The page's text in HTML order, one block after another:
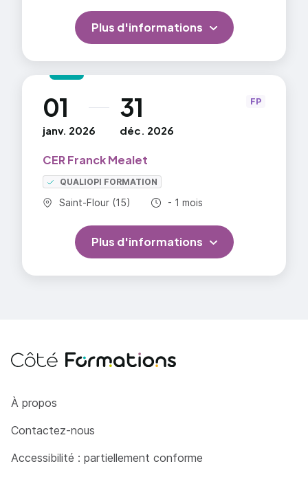
Plus d'informations
01
janv. 2026
au 31
déc. 2026
CER Franck Mealet
QUALIOPI FORMATION
Commune :
Saint-Flour (15) Durée totale :
- 1 mois
FP
Plus d'informations
Côté Formations
À propos
Contactez-nous
Accessibilité : partiellement conforme